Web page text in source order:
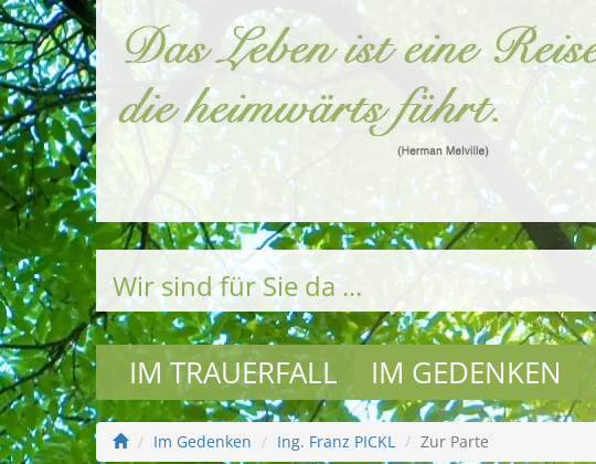
Wir sind für Sie da ...
IM TRAUERFALL IM GEDENKEN
Im Gedenken Ing. Franz PICKL Zur Parte